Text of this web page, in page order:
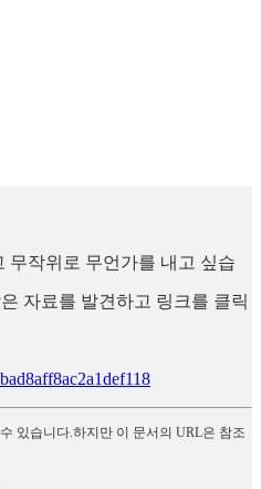
무작위로 무언가를 내고 싶습
자료를 발견하고 링크를 클릭
있습니다.하지만 이 문서의 URL은 참조